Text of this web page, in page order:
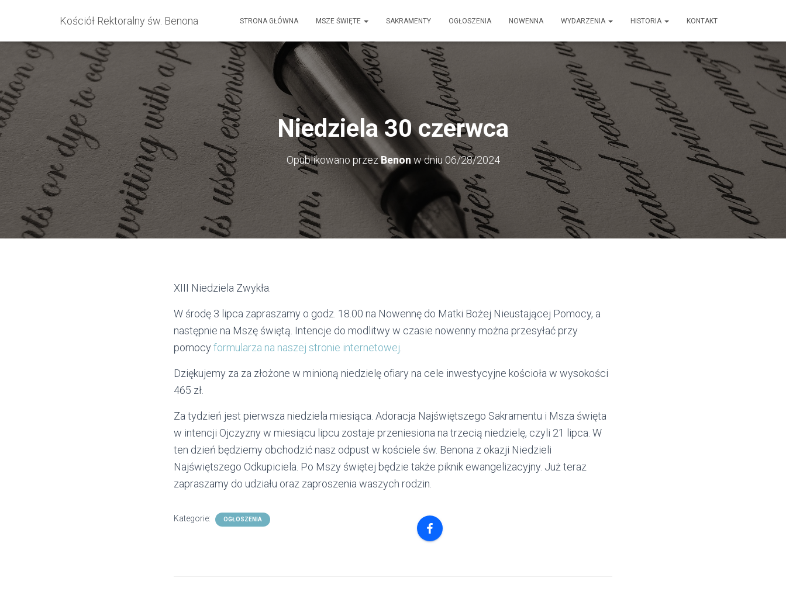
Kościół Rektoralny św. Benona STRONA GŁÓWNA MSZE ŚWIĘTE SAKRAMENTY OGŁOSZENIA NOWENNA WYDARZENIA HISTORIA KONTAKT
Niedziela 30 czerwca
Opublikowano przezBenon w dniu 06/28/2024
XIII Niedziela Zwykła.
W środę 3 lipca zapraszamy o godz. 18.00 na Nowennę do Matki Bożej Nieustającej Pomocy, a
następnie na Mszę świętą. Intencje do modlitwy w czasie nowenny można przesyłać przy
pomocyformularza na naszej stronie internetowej
Dziękujemy za za złożone w minioną niedzielę ofiary na cele inwestycyjne kościoła w wysokości
465 zł.
Za tydzień jest pierwsza niedziela miesiąca. Adoracja Najświętszego Sakramentu i Msza święta
w intencji Ojczyzny w miesiącu lipcu zostaje przeniesiona na trzecią niedzielę, czyli 21 lipca. W
ten dzień będziemy obchodzić nasz odpust w kościele św. Benona z okazji Niedzieli
Najświętszego Odkupiciela. Po Mszy świętej będzie także piknik ewangelizacyjny. Już teraz
zapraszamy do udziału oraz zaproszenia waszych rodzin.
Kategorie: OGŁOSZENIA